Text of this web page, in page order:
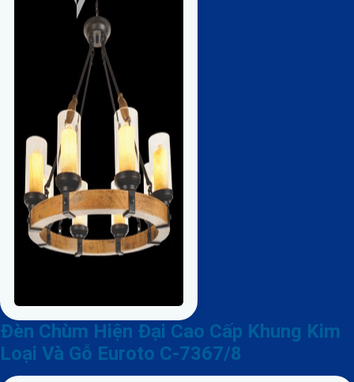
Đèn Chùm Hiện Đại Cao Cấp Khung Kim
Loại Và Gỗ Euroto C-7367/8